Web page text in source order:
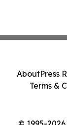
AboutPress
Terms &